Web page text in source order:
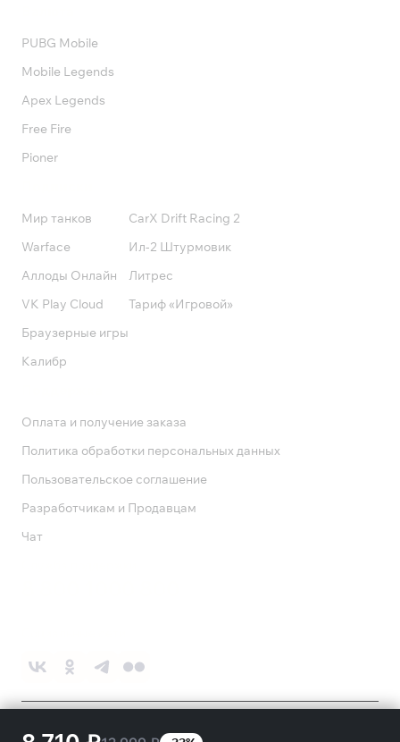
PUBG Mobile
Mobile Legends
Apex Legends
Free Fire
Pioner
Мир танков
Warface
Аллоды Онлайн
VK Play Cloud
Браузерные игры
Калибр
CarX Drift Racing 2
Ил-2 Штурмовик
Литрес
Тариф «Игровой»
Оплата и получение заказа
Политика обработки персональных данных
Пользовательское соглашение
Разработчикам и Продавцам
Чат
©2026ПАО «Ростелеком»